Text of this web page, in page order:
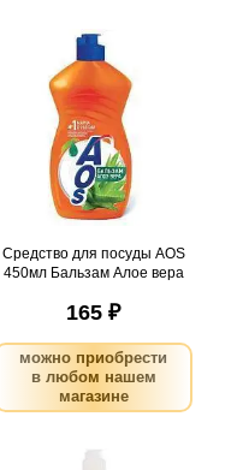
Средство для посуды AOS
450мл Бальзам Алое вера
Средство для посуды AOS
450мл Бальзам Алое вера
Можно заказать
11
шт
Нужно больше? Оставьте
email, сообщим вам о
поступлении товара.
165 ₽
можно приобрести
в любом нашем
магазине
Средство для посуды